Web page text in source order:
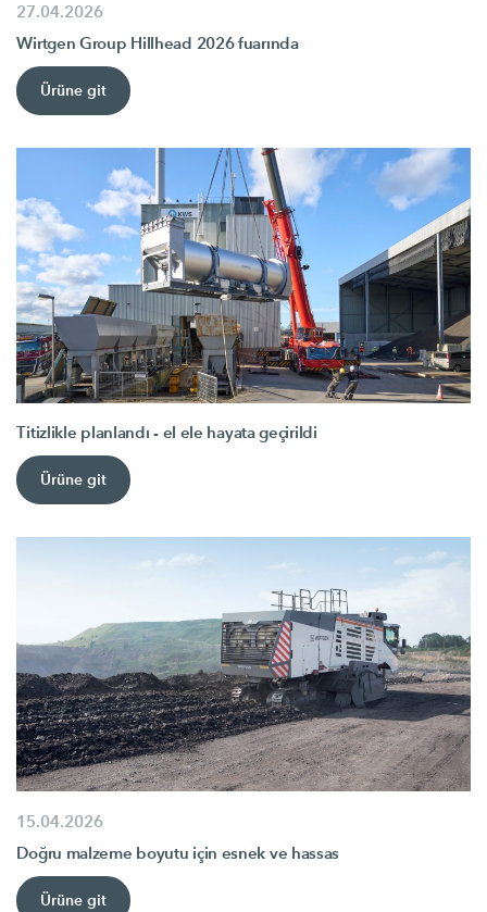
27.04.2026
Wirtgen Group Hillhead 2026 fuarında
Ürüne git
Titizlikle planlandı - el ele hayata geçirildi
Ürüne git
15.04.2026
Doğru malzeme boyutu için esnek ve hassas
Ürüne git